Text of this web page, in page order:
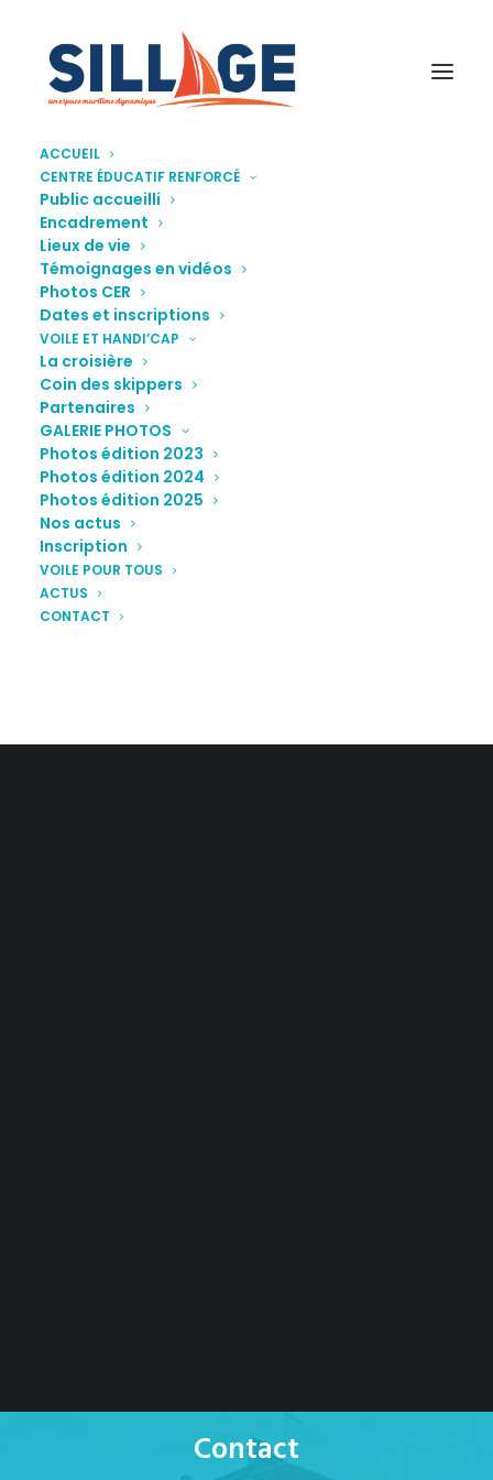
ACCUEIL
CENTRE ÉDUCATIF RENFORCÉ
Public accueilli
Encadrement
Lieux de vie
Témoignages en vidéos
Photos CER
Dates et inscriptions
VOILE ET HANDI’CAP
La croisière
Coin des skippers
Partenaires
GALERIE PHOTOS
Photos édition 2023
Photos édition 2024
Photos édition 2025
Nos actus
Inscription
VOILE POUR TOUS
ACTUS
CONTACT
Contact